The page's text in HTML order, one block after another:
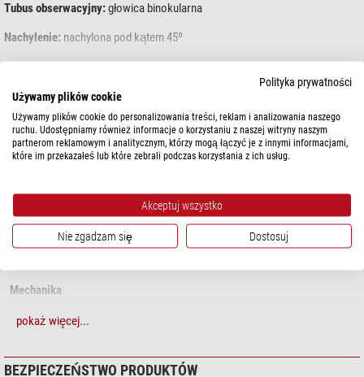
Tubus obserwacyjny:głowica binokularna
Nachylenie: nachylona pod kątem 45º
Regulacja dioptrii:na lewej tubusie, +/- 5 dioptrii
Okulary:szerokokątne WF10X/20 mm
Revolver obiektywów:obrotowy (2x, 4x)
Średnica:Ø74 mm
Waga netto:1,2 kg
Zakres dostawy:osłona przeciwpyłowa
DANE TECHNICZNE
10 (WF 10x/20 mm)
Oświetlenie
-
Mechanika
Wgląd (°)
Odstęp roboczy (mm)
95
pokaż więcej...
BEZPIECZEŃSTWO PRODUKTÓW
Polityka prywatności
Używamy plików cookie
Używamy plików cookie do personalizowania treści, reklam i analizowania naszego
ruchu. Udostępniamy również informacje o korzystaniu z naszej witryny naszym
partnerom reklamowym i analitycznym, którzy mogą łączyć je z innymi informacjami,
które im przekazałeś lub które zebrali podczas korzystania z ich usług.
Akceptuj wszystko
Nie zgadzam się Dostosuj